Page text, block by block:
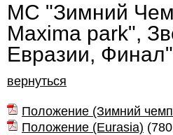
МС "Зимний
Маxima park",
Евразии, Финал"
вернуться
Положение (Зимний
Положение (Eurasia) (